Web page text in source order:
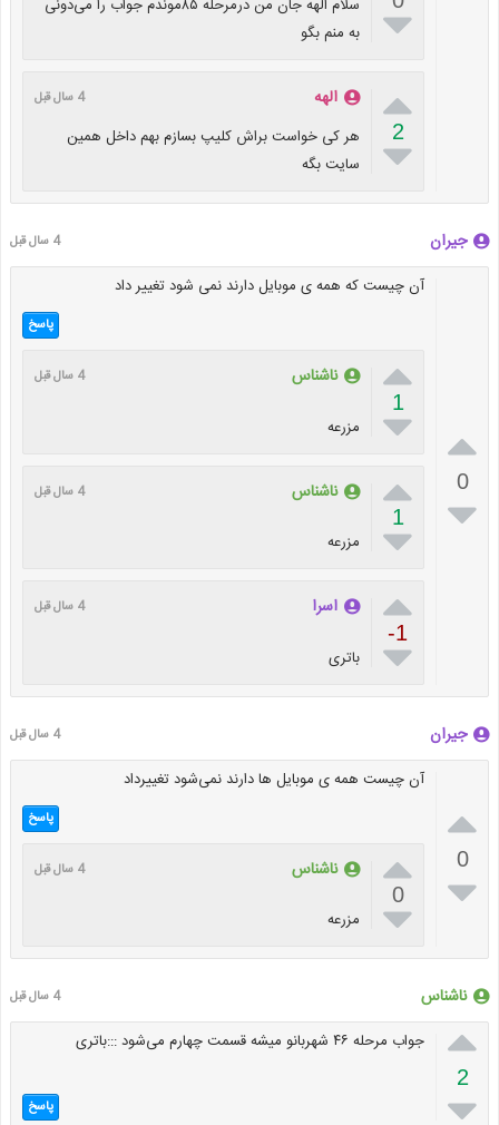

سلام الهه جان من درمرحله ۸۵موندم جواب را می‌دونی
به منم بگو

2

الهه 4 سال قبل
هر کی خواست براش کلیپ بسازم بهم داخل همین
سایت بگه
جیران 4 سال قبل

0

آن چیست که همه ی موبایل دارند نمی شود تغییر داد
پاسخ

1

ناشناس 4 سال قبل
مزرعه

1

ناشناس 4 سال قبل
مزرعه

-1

اسرا 4 سال قبل
باتری
جیران 4 سال قبل

0

آن چیست همه ی موبایل ها دارند نمی‌شود تغییرداد
پاسخ

0

ناشناس 4 سال قبل
مزرعه
ناشناس 4 سال قبل

2

جواب مرحله ۴۶ شهربانو میشه قسمت چهارم می‌شود :::باتری
پاسخ